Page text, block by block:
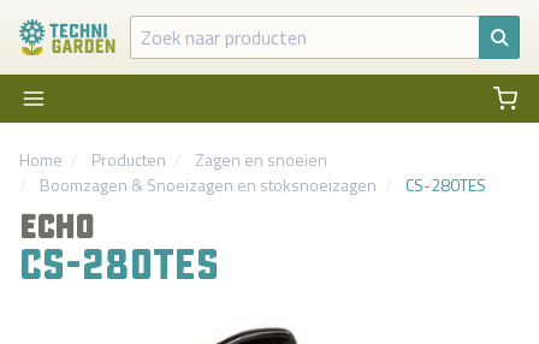
Home Producten
Zagen en snoeien
Boomzagen &Snoeizagen en stoksnoeizagen CS-280TES
ECHO
CS-280TES